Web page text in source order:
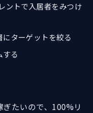
ントで入居者をみつけ
ターゲットを絞る
する
たいので、100%リ